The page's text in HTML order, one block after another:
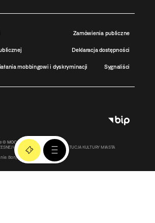
Zamówienia publiczne
Deklaracja dostępności
mobbingowi i dyskryminacji Sygnaliści
© MOCAK2011-2026
W KRAKOWIE MOCAK – INSTYTUCJA KULTURY MIASTA
Bonjour.pl